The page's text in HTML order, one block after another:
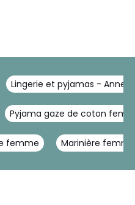
Lingerie et pyjamas - Anne
Pyjama gaze de coton
femme Marinière femme